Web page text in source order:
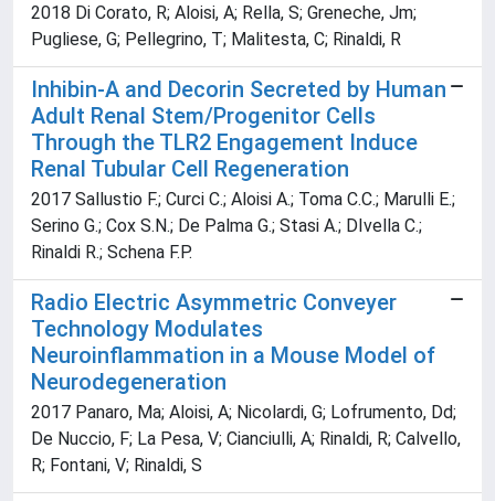
2018 Di Corato, R; Aloisi, A; Rella, S; Greneche, Jm;
Pugliese, G; Pellegrino, T; Malitesta, C; Rinaldi, R
Inhibin-A and Decorin Secreted by Human
Adult Renal Stem/Progenitor Cells
Through the TLR2 Engagement Induce
Renal Tubular Cell Regeneration
2017 Sallustio F.; Curci C.; Aloisi A.; Toma C.C.; Marulli E.;
Serino G.; Cox S.N.; De Palma G.; Stasi A.; DIvella C.;
Rinaldi R.; Schena F.P.
Radio Electric Asymmetric Conveyer
Technology Modulates
Neuroinflammation in a Mouse Model of
Neurodegeneration
2017 Panaro, Ma; Aloisi, A; Nicolardi, G; Lofrumento, Dd;
De Nuccio, F; La Pesa, V; Cianciulli, A; Rinaldi, R; Calvello,
R; Fontani, V; Rinaldi, S